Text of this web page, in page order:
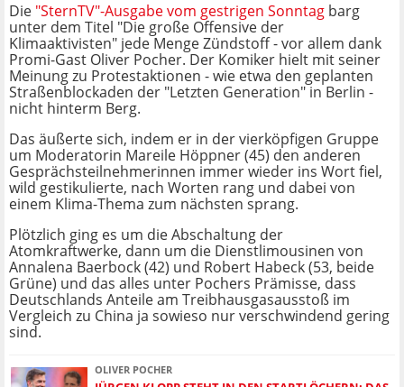
Die "SternTV"-Ausgabe vom gestrigen Sonntag barg
unter dem Titel "Die große Offensive der
Klimaaktivisten" jede Menge Zündstoff - vor allem dank
Promi-Gast Oliver Pocher. Der Komiker hielt mit seiner
Meinung zu Protestaktionen - wie etwa den geplanten
Straßenblockaden der "Letzten Generation" in Berlin -
nicht hinterm Berg.
Das äußerte sich, indem er in der vierköpfigen Gruppe
um Moderatorin Mareile Höppner (45) den anderen
Gesprächsteilnehmerinnen immer wieder ins Wort fiel,
wild gestikulierte, nach Worten rang und dabei von
einem Klima-Thema zum nächsten sprang.
Plötzlich ging es um die Abschaltung der
Atomkraftwerke, dann um die Dienstlimousinen von
Annalena Baerbock (42) und Robert Habeck (53, beide
Grüne) und das alles unter Pochers Prämisse, dass
Deutschlands Anteile am Treibhausgasausstoß im
Vergleich zu China ja sowieso nur verschwindend gering
sind.
OLIVER POCHER